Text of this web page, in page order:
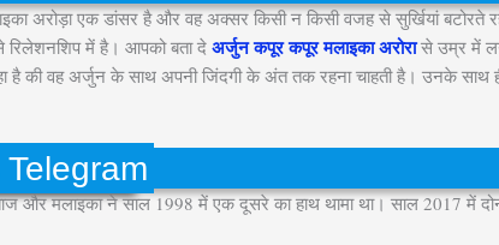
एक डांसर है और वह अक्सर किसी न किसी वजह से सुर्खियां बटोरते
रिलेशनशिप में है। आपको बता दे अर्जुन कपूर कपूर मलाइका अरोरासे उम्र में
की वह अर्जुन के साथ अपनी जिंदगी के अंत तक रहना चाहती है। उनके साथ
और मलाइका ने साल 1998 में एक दूसरे का हाथ थामा था। साल 2017 में